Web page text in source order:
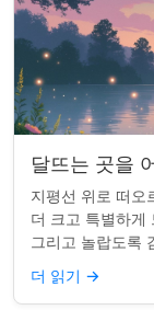
달뜨는 곳을
지평선 위로 떠오
더 크고 특별하게
그리고 놀랍도록
면 잡기 쉽지 않을
더 읽기 →